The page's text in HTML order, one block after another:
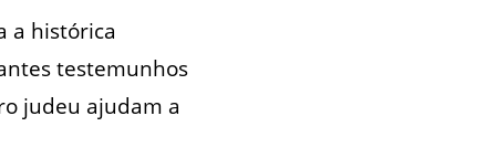
a histórica
testemunhos
judeu ajudam a